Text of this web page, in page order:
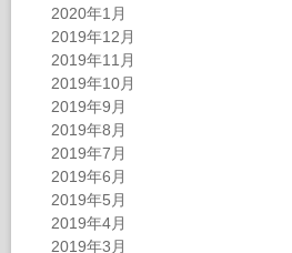
2020年1月
2019年12月
2019年11月
2019年10月
2019年9月
2019年8月
2019年7月
2019年6月
2019年5月
2019年4月
2019年3月